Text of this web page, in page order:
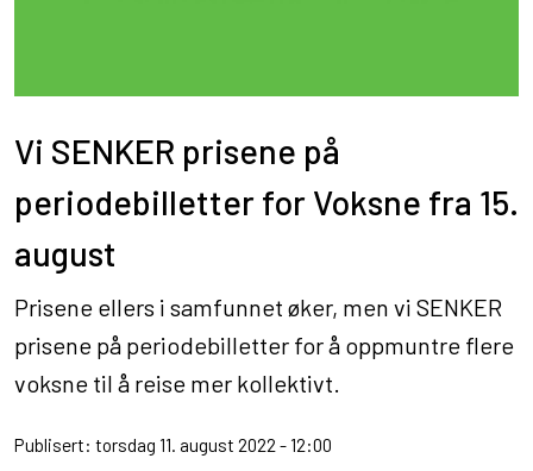
Vi SENKER prisene på
periodebilletter for Voksne fra 15.
august
Prisene ellers i samfunnet øker, men vi SENKER
prisene på periodebilletter for å oppmuntre flere
voksne til å reise mer kollektivt.
Publisert: torsdag 11. august 2022 - 12:00